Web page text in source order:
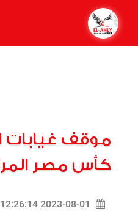
موقف غيابات
كأس مصر
2023-08-01 12:26:14